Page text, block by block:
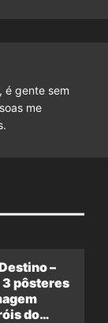
é gente sem
me
–
3 pôsteres
do